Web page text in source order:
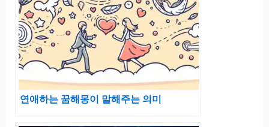
연애하는 꿈해몽이 말해주는 의미